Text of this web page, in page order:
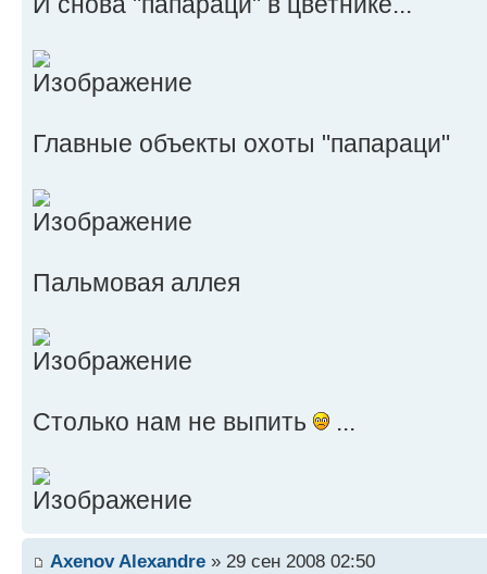
Главные объекты охоты "папараци"
Пальмовая аллея
Столько нам не выпить ...
Axenov Alexandre » 29 сен 2008 02:50